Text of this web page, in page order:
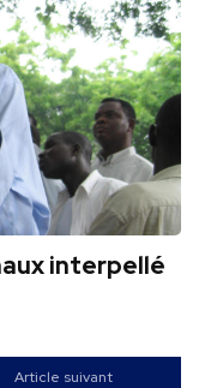
interpellé
Article suivant